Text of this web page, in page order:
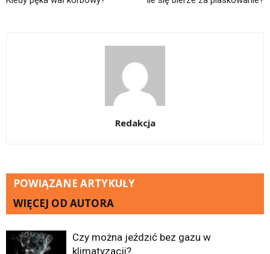
Redakcja
POWIĄZANE ARTYKUŁY
WIĘCEJ OD AUTORA
Czy można jeździć bez gazu w
klimatyzacji?